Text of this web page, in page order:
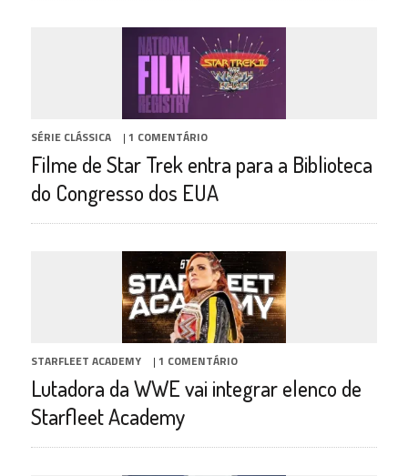
SÉRIE CLÁSSICA | 1 COMENTÁRIO
Filme de Star Trek entra para a Biblioteca
do Congresso dos EUA
STARFLEET ACADEMY | 1 COMENTÁRIO
Lutadora da WWE vai integrar elenco de
Starfleet Academy